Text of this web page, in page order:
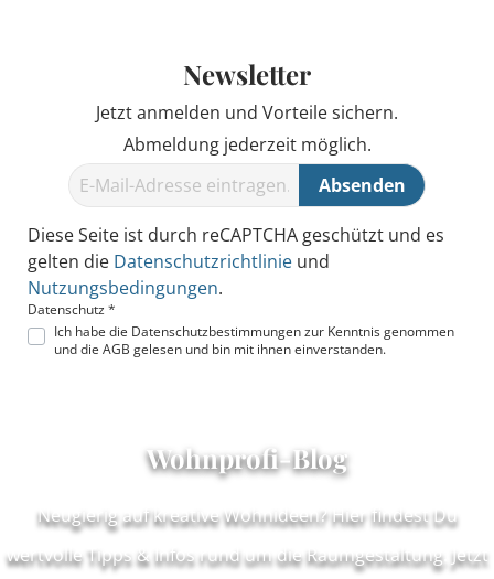
Newsletter
Jetzt anmelden und Vorteile sichern.
Abmeldung jederzeit möglich.
Absenden
Diese Seite ist durch reCAPTCHA geschützt und es
gelten die Datenschutzrichtlinie und
Nutzungsbedingungen.
Datenschutz *
Ich habe die Datenschutzbestimmungenzur Kenntnis genommen
und die AGB gelesen und bin mit ihnen einverstanden.
Wohnprofi-Blog
Neugierig auf kreative Wohnideen? Hier findest Du
wertvolle Tipps & Infos rund um die Raumgestaltung. Jetzt